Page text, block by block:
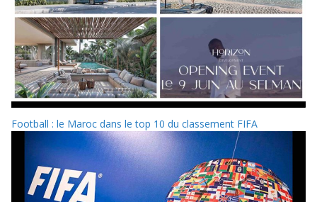
Football : le Maroc dans le top 10 du classement FIFA